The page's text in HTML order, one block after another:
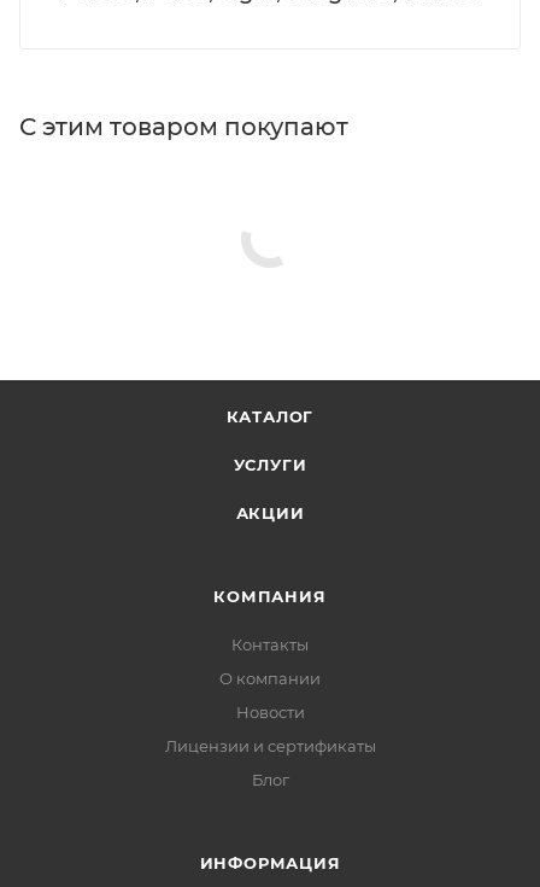
С этим товаром покупают
КАТАЛОГ
УСЛУГИ
АКЦИИ
КОМПАНИЯ
Контакты
О компании
Новости
Лицензии и сертификаты
Блог
ИНФОРМАЦИЯ